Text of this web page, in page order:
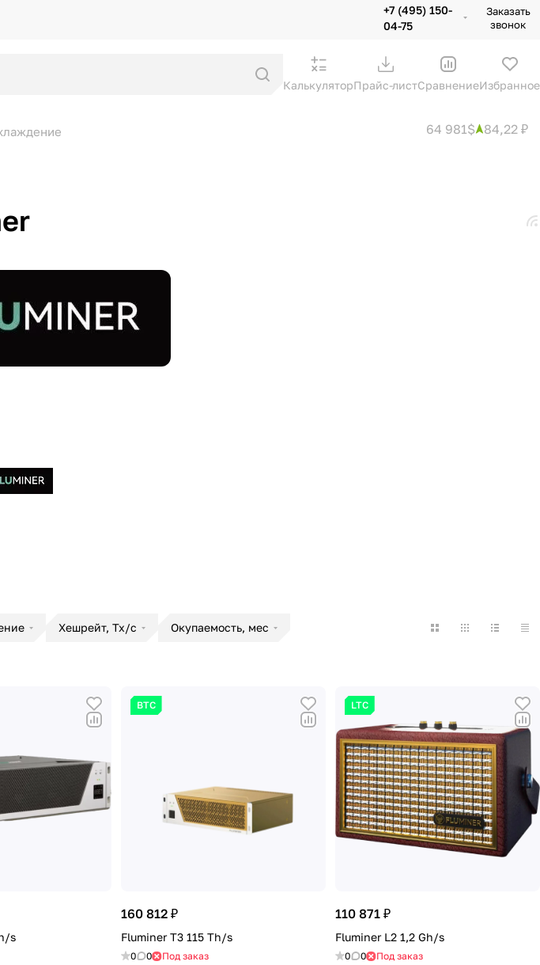
+7 (495) 150-
04-75
Заказать
звонок
КалькуляторПрайс-листСравнениеИзбранное
64 981$ 84,22 ₽
Хешрейт, Тх/с Окупаемость, мес
s
BTC
160 812 ₽
Fluminer T3 115 Th/s
0 0 Под заказ
LTC
110 871 ₽
Fluminer L2 1,2 Gh/s
0 0 Под заказ